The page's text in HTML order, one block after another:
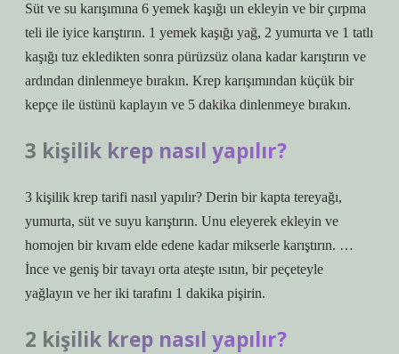
Süt ve su karışımına 6 yemek kaşığı un ekleyin ve bir çırpma
teli ile iyice karıştırın. 1 yemek kaşığı yağ, 2 yumurta ve 1 tatlı
kaşığı tuz ekledikten sonra pürüzsüz olana kadar karıştırın ve
ardından dinlenmeye bırakın. Krep karışımından küçük bir
kepçe ile üstünü kaplayın ve 5 dakika dinlenmeye bırakın.
3 kişilik krep nasıl yapılır?
3 kişilik krep tarifi nasıl yapılır? Derin bir kapta tereyağı,
yumurta, süt ve suyu karıştırın. Unu eleyerek ekleyin ve
homojen bir kıvam elde edene kadar mikserle karıştırın. …
İnce ve geniş bir tavayı orta ateşte ısıtın, bir peçeteyle
yağlayın ve her iki tarafını 1 dakika pişirin.
2 kişilik krep nasıl yapılır?